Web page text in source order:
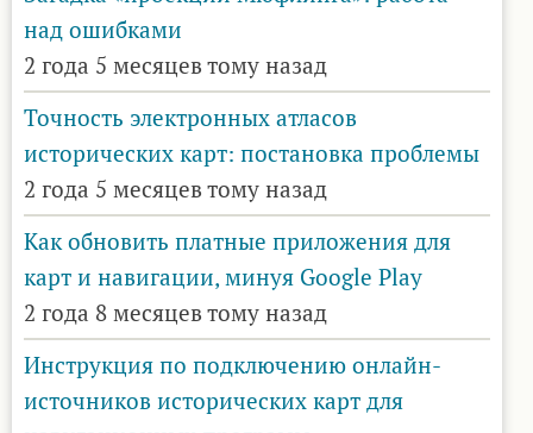
над ошибками
2 года 5 месяцев тому назад
Точность электронных атласов
исторических карт: постановка проблемы
2 года 5 месяцев тому назад
Как обновить платные приложения для
карт и навигации, минуя Google Play
2 года 8 месяцев тому назад
Инструкция по подключению онлайн-
источников исторических карт для